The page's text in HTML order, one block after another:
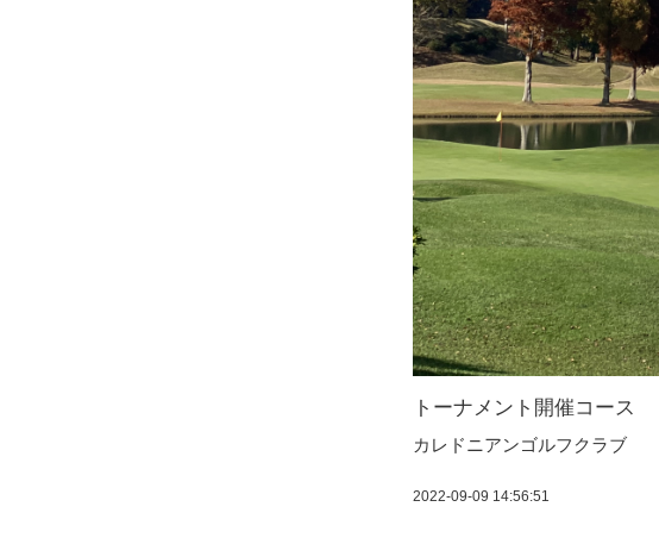
トーナメント開催コース
カレドニアンゴルフクラブ
2022-09-09 14:56:51